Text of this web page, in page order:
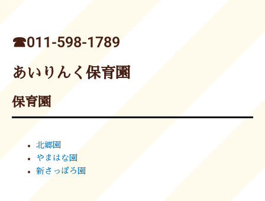
☎︎011-598-1789
あいりんく保育園
保育園
北郷園
やまはな園
新さっぽろ園